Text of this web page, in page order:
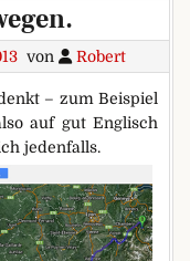
von Robert
– zum Beispiel
auf gut Englisch
jedenfalls.